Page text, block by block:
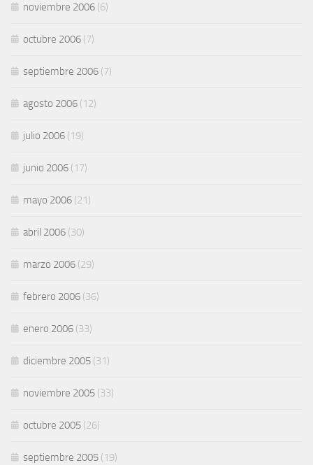
noviembre 2006 (6)
octubre 2006 (7)
septiembre 2006 (7)
agosto 2006 (12)
julio 2006 (19)
junio 2006 (17)
mayo 2006 (21)
abril 2006 (30)
marzo 2006 (29)
febrero 2006 (36)
enero 2006 (33)
diciembre 2005 (31)
noviembre 2005 (33)
octubre 2005 (26)
septiembre 2005 (19)